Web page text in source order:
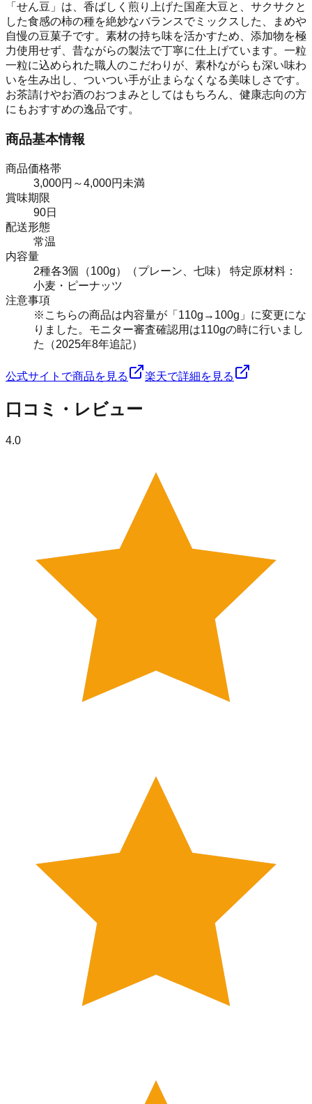
「せん豆」は、香ばしく煎り上げた国産大豆と、サクサクと
した食感の柿の種を絶妙なバランスでミックスした、まめや
自慢の豆菓子です。素材の持ち味を活かすため、添加物を極
力使用せず、昔ながらの製法で丁寧に仕上げています。一粒
一粒に込められた職人のこだわりが、素朴ながらも深い味わ
いを生み出し、ついつい手が止まらなくなる美味しさです。
お茶請けやお酒のおつまみとしてはもちろん、健康志向の方
にもおすすめの逸品です。
商品基本情報
商品価格帯
3,000円～4,000円未満
賞味期限
90日
配送形態
常温
内容量
2種各3個（100g）（プレーン、七味） 特定原材料：
小麦・ピーナッツ
注意事項
※こちらの商品は内容量が「110g→100g」に変更にな
りました。モニター審査確認用は110gの時に行いまし
た（2025年8年追記）
公式サイトで商品を見る 楽天で詳細を見る
口コミ・レビュー
4.0